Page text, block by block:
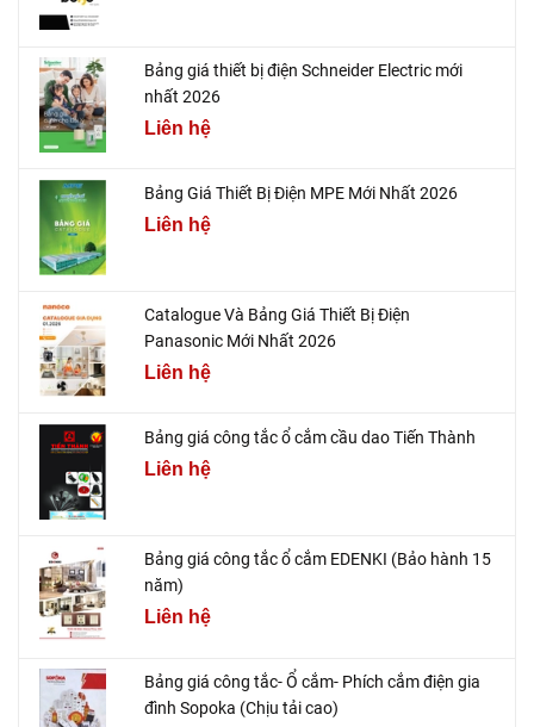
Bảng giá thiết bị điện Schneider Electric mới
nhất 2026
Liên hệ
Bảng Giá Thiết Bị Điện MPE Mới Nhất 2026
Liên hệ
Catalogue Và Bảng Giá Thiết Bị Điện
Panasonic Mới Nhất 2026
Liên hệ
Bảng giá công tắc ổ cắm cầu dao Tiến Thành
Liên hệ
Bảng giá công tắc ổ cắm EDENKI (Bảo hành 15
năm)
Liên hệ
Bảng giá công tắc- Ổ cắm- Phích cắm điện gia
đình Sopoka (Chịu tải cao)